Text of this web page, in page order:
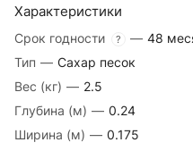
Характеристики
Срок годности ? — 48
Тип — Сахар песок
Вес (кг) — 2.5
Глубина (м) — 0.24
Ширина (м) — 0.175